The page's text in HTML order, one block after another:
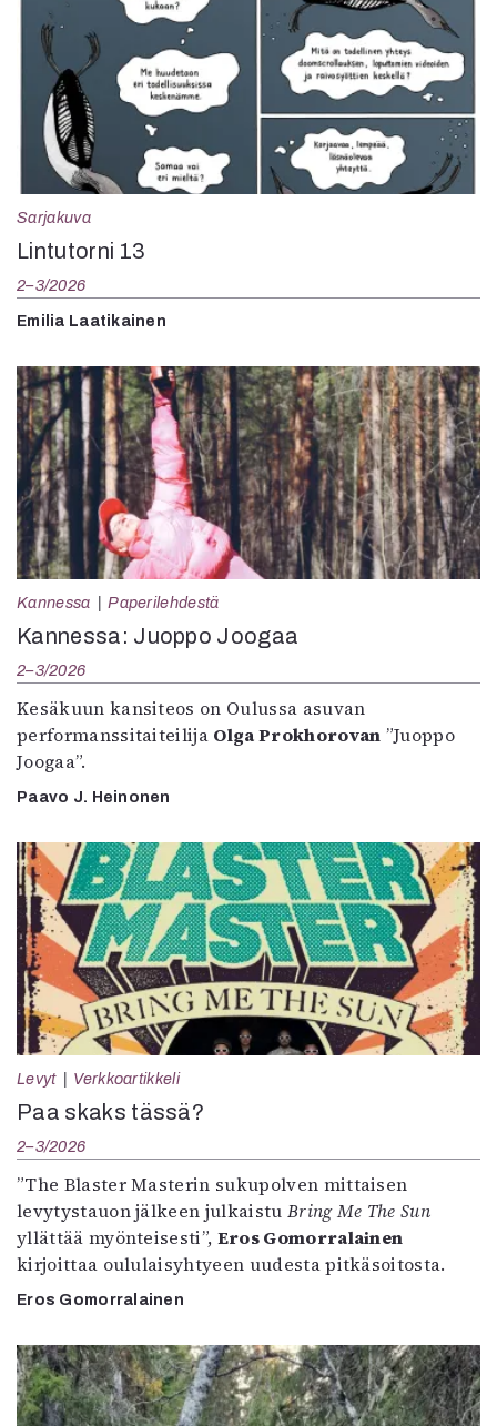
Sarjakuva
Lintutorni 13
2–3/2026
Emilia Laatikainen
Kannessa Paperilehdestä
Kannessa: Juoppo Joogaa
2–3/2026
Kesäkuun kansiteos on Oulussa asuvan
performanssitaiteilija Olga Prokhorovan ”Juoppo
Joogaa”.
Paavo J. Heinonen
Levyt Verkkoartikkeli
Paa skaks tässä?
2–3/2026
”The Blaster Masterin sukupolven mittaisen
levytystauon jälkeen julkaistu Bring Me The Sun
yllättää myönteisesti”, Eros Gomorralainen
kirjoittaa oululaisyhtyeen uudesta pitkäsoitosta.
Eros Gomorralainen